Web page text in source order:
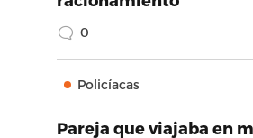
0
Policíacas
Pareja que viajaba en